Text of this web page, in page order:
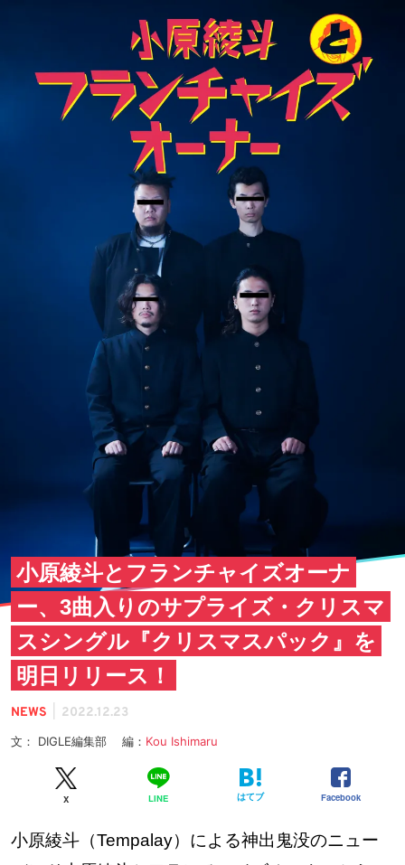
小原綾斗とフランチャイズオーナ
ー、3曲入りのサプライズ・クリスマ
スシングル『クリスマスパック』を
明日リリース！
NEWS 2022.12.23
文： DIGLE編集部 編： Kou Ishimaru
X LINE はてブ Facebook
小原綾斗（Tempalay）による神出鬼没のニュー